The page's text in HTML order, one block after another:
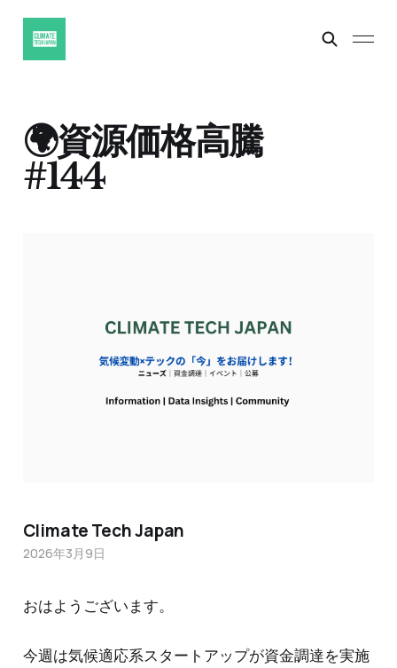
🌍資源価格高騰
#144
おはようございます。
今週は気候適応系スタートアップが資金調達を実施
Climate Tech Japan
2026年3月9日